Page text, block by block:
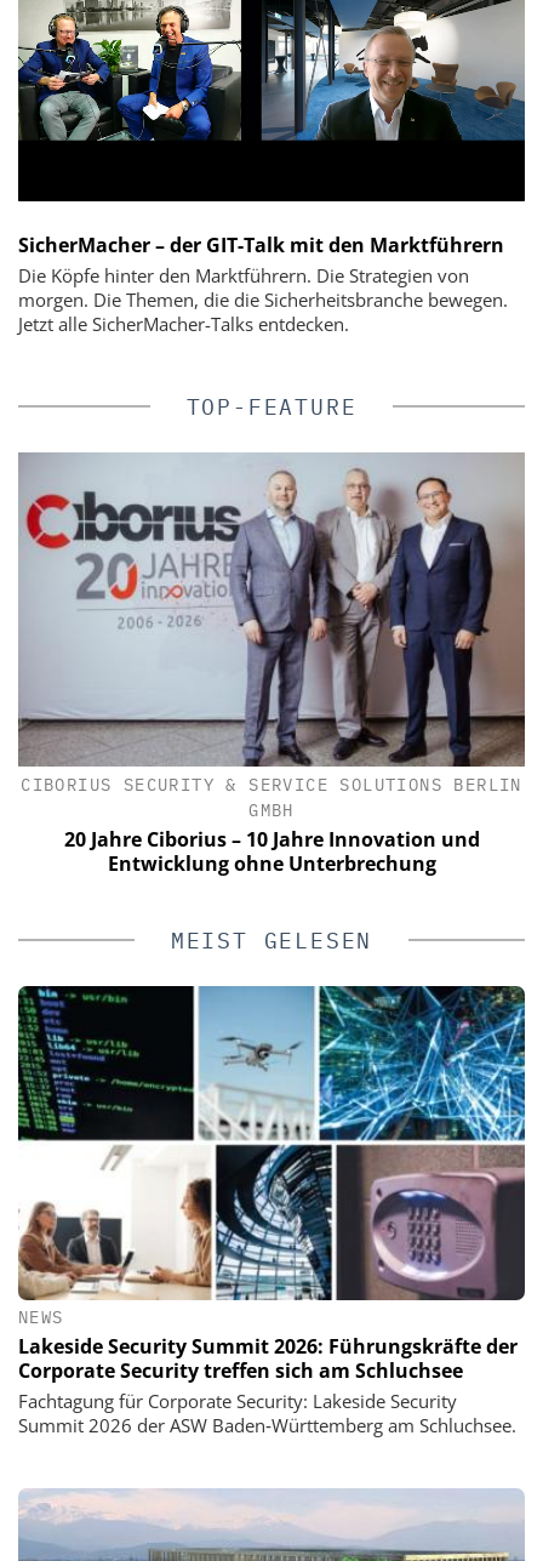
SicherMacher – der GIT-Talk mit den Marktführern
Die Köpfe hinter den Marktführern. Die Strategien von
morgen. Die Themen, die die Sicherheitsbranche bewegen.
Jetzt alle SicherMacher-Talks entdecken.
TOP-FEATURE
CIBORIUS SECURITY & SERVICE SOLUTIONS BERLIN
GMBH
20 Jahre Ciborius – 10 Jahre Innovation und
Entwicklung ohne Unterbrechung
MEIST GELESEN
NEWS
Lakeside Security Summit 2026: Führungskräfte der
Corporate Security treffen sich am Schluchsee
Fachtagung für Corporate Security: Lakeside Security
Summit 2026 der ASW Baden‑Württemberg am Schluchsee.